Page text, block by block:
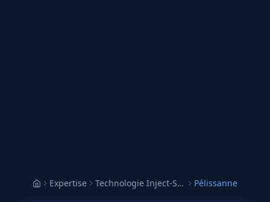
AccueilExpertise Technologie Inject-Styrène Pélissanne